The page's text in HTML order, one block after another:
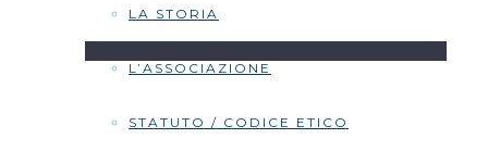
LA STORIA
L’ASSOCIAZIONE
STATUTO / CODICE ETICO